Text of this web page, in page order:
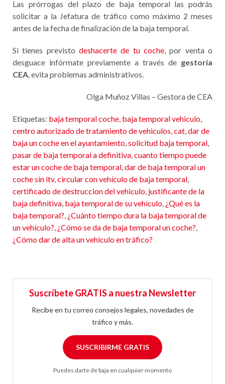
Las prórrogas del plazo de baja temporal las podrás
solicitar a la Jefatura de tráfico como máximo 2 meses
antes de la fecha de finalización de la baja temporal.
Si tienes previsto deshacerte de tu coche, por venta o
desguace infórmate previamente a través de gestoría
CEA, evita problemas administrativos.
Olga Muñoz Villas – Gestora de CEA
Etiquetas: baja temporal coche, baja temporal vehiculo,
centro autorizado de tratamiento de vehiculos,cat,dar de
baja un coche en el ayuntamiento,solicitud baja temporal,
pasar de baja temporal a definitiva,cuanto tiempo puede
estar un coche de baja temporal,dar de baja temporal un
coche sin itv,circular con vehículo de baja temporal,
certificado de destruccion del vehiculo, justificante de la
baja definitiva, baja temporal de su vehículo, ¿Qué es la
baja temporal?, ¿Cuánto tiempo dura la baja temporal de
un vehículo?, ¿Cómo se da de baja temporal un coche?,
¿Cómo dar de alta un vehiculo en tráfico?
Suscríbete GRATIS a nuestra Newsletter
Recibe en tu correo consejos legales, novedades de
tráfico y más.
SUSCRIBIRME GRATIS
Puedes darte de baja en cualquier momento